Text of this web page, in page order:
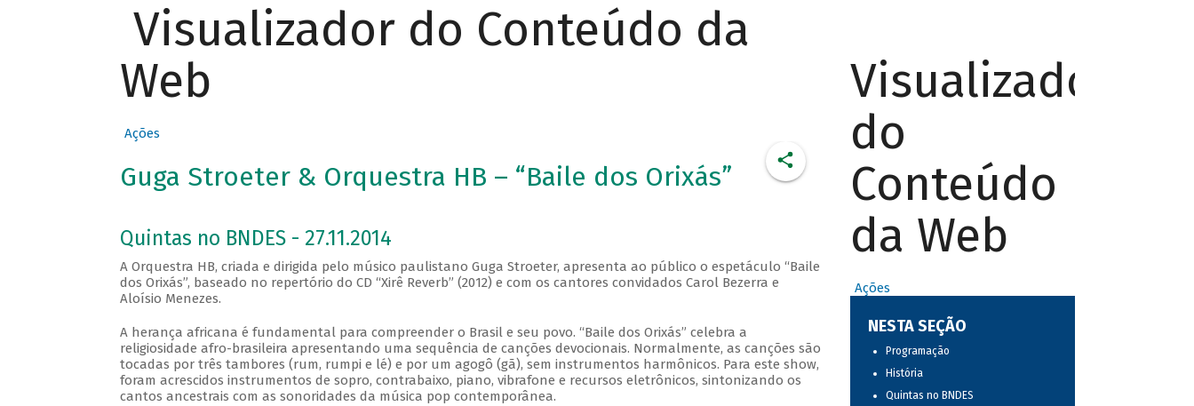
Visualizador do Conteúdo da
Web
Ações
Guga Stroeter & Orquestra HB – “Baile dos Orixás”
Quintas no BNDES - 27.11.2014
A Orquestra HB, criada e dirigida pelo músico paulistano Guga Stroeter, apresenta ao público o espetáculo “Baile
dos Orixás”, baseado no repertório do CD “Xirê Reverb” (2012) e com os cantores convidados Carol Bezerra e
Aloísio Menezes.
A herança africana é fundamental para compreender o Brasil e seu povo. “Baile dos Orixás” celebra a
religiosidade afro-brasileira apresentando uma sequência de canções devocionais. Normalmente, as canções são
tocadas por três tambores (rum, rumpi e lé) e por um agogô (gã), sem instrumentos harmônicos. Para este show,
foram acrescidos instrumentos de sopro, contrabaixo, piano, vibrafone e recursos eletrônicos, sintonizando os
cantos ancestrais com as sonoridades da música pop contemporânea.
Visualizador
do
Conteúdo
da Web
Ações
NESTA SEÇÃO
Programação
História
Quintas no BNDES